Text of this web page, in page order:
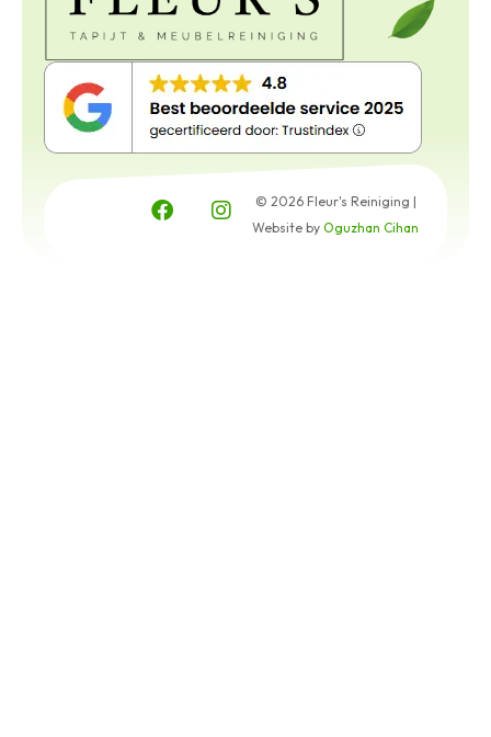
© 2026 Fleur's Reiniging |
Website by Oguzhan Cihan